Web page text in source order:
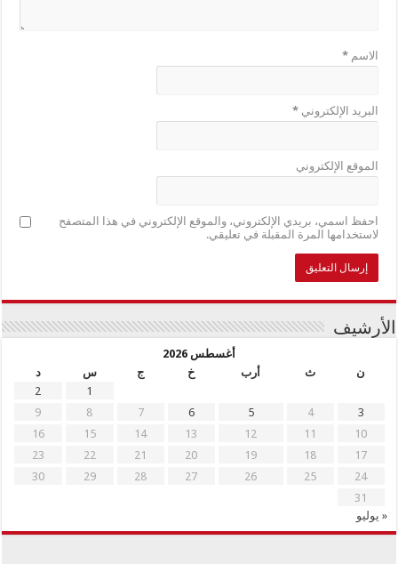
الاسم*
البريد الإلكتروني*
الموقع الإلكتروني
احفظ اسمي، بريدي الإلكتروني، والموقع الإلكتروني في هذا المتصفح
لاستخدامها المرة المقبلة في تعليقي.
الأرشيف
أغسطس 2026
ن
ث أرب خ ج س
د
1
2
3
4
5
6
7
8
9
10
11
12
13
14
15
16
17
18
19
20
21
22
23
24
25
26
27
28
29
30
31
« يوليو